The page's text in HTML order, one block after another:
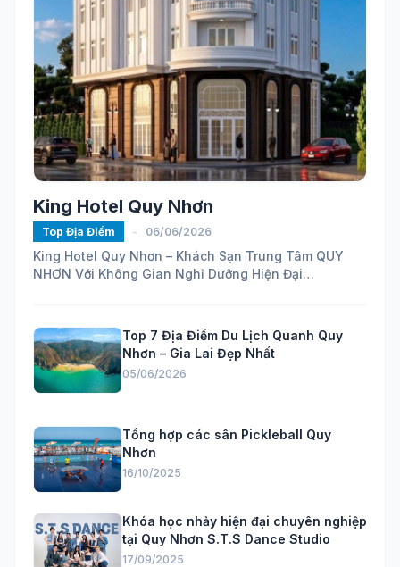
King Hotel Quy Nhơn
Top Địa Điểm - 06/06/2026
King Hotel Quy Nhơn – Khách Sạn Trung Tâm QUY
NHƠN Với Không Gian Nghỉ Dưỡng Hiện Đại
Top 7 Địa Điểm Du Lịch Quanh Quy
Nhơn – Gia Lai Đẹp Nhất
05/06/2026
Tổng hợp các sân Pickleball Quy
Nhơn
16/10/2025
Khóa học nhảy hiện đại chuyên nghiệp
tại Quy Nhơn S.T.S Dance Studio
17/09/2025